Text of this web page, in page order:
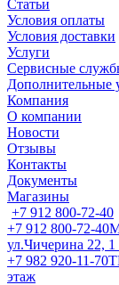
Статьи
Условия оплаты
Условия доставки
Услуги
Сервисные
Дополнительные
Компания
О компании
Новости
Отзывы
Контакты
Документы
Магазины
+7 912 800-72-40
+7 912 800-72-40
ул.Чичерина 22, 1
+7 982 920-11-70
этаж